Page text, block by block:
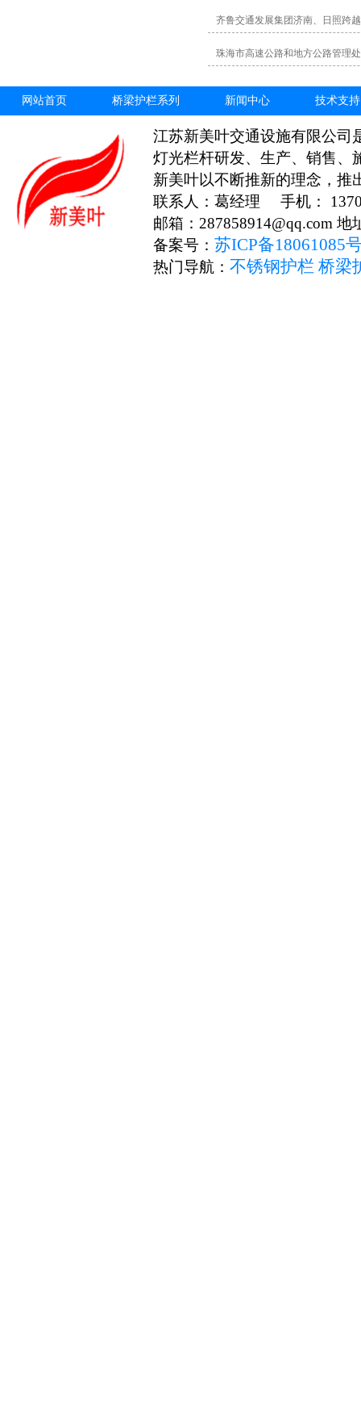
齐鲁交通发展集团济南、日照跨
珠海市高速公路和地方公路管理
网站首页 桥梁护栏系列 新闻中心 技术支持
江苏新美叶交通设施有限公司
灯光栏杆研发、生产、销售、
新美叶以不断推新的理念，推
联系人：葛经理 手机：
邮箱：287858914@qq.com
备案号： 苏ICP备18061085
热门导航： 不锈钢护栏 桥梁